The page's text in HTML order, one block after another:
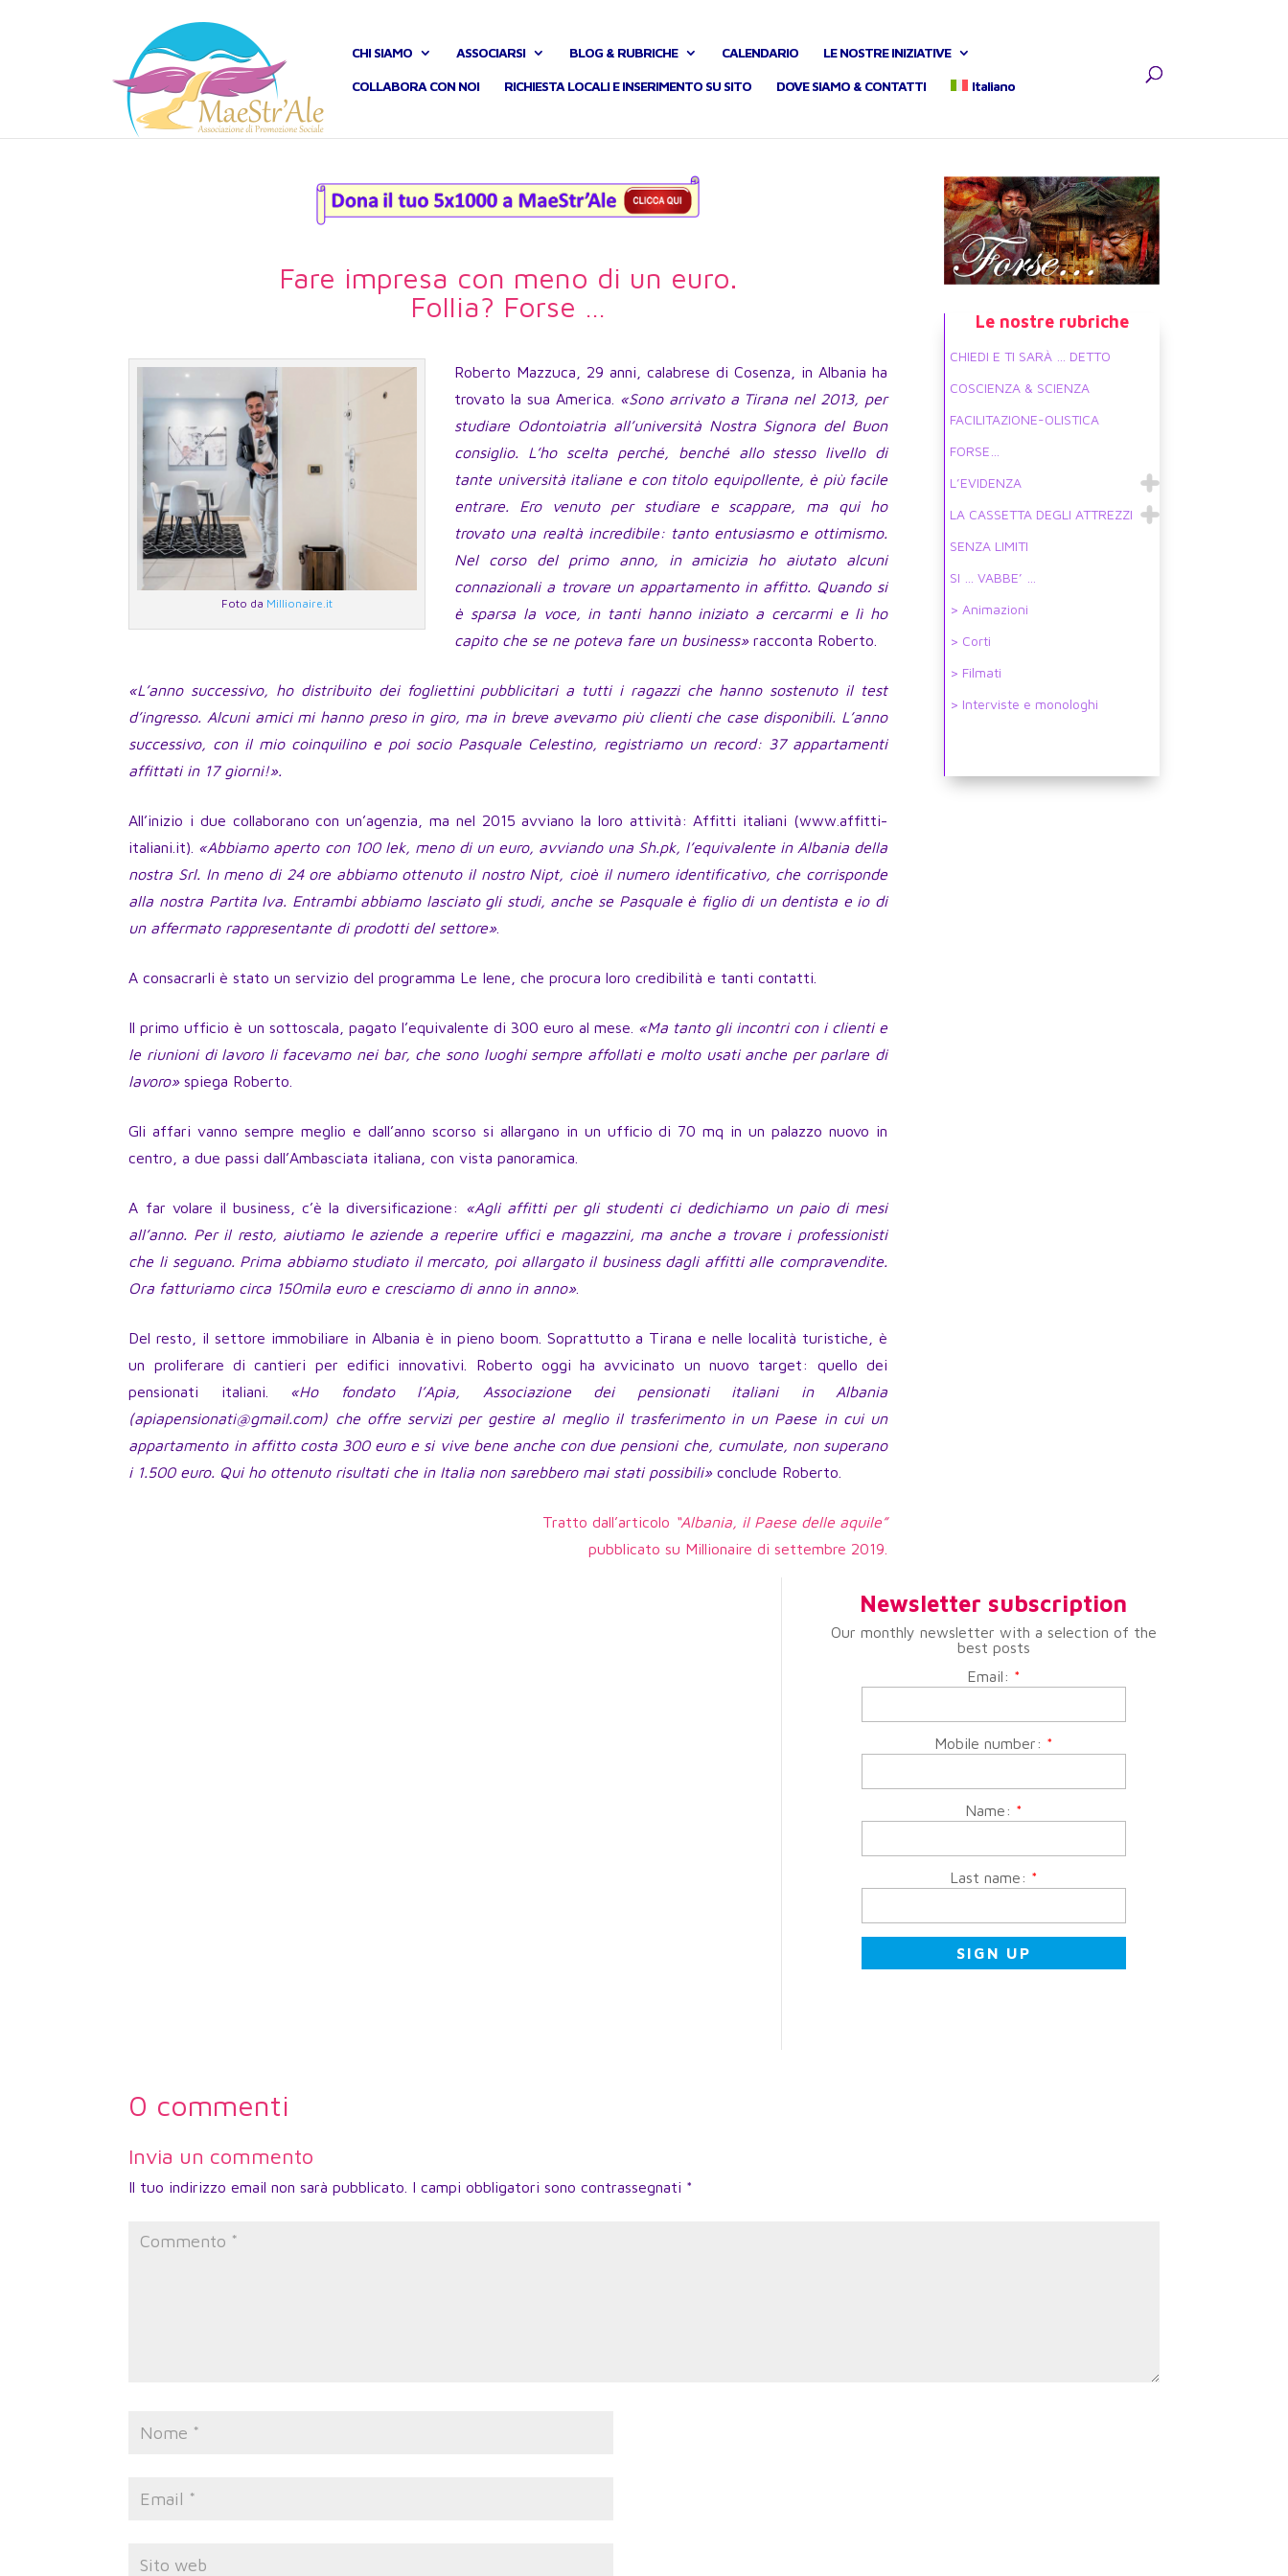
CHI SIAMO ASSOCIARSI BLOG & RUBRICHE CALENDARIO LE NOSTRE INIZIATIVE
COLLABORA CON NOI RICHIESTA LOCALI E INSERIMENTO SU SITO DOVE SIAMO & CONTATTI Italiano
Fare impresa con meno di un euro.
Follia? Forse …
Foto da Millionaire.it
Roberto Mazzuca, 29 anni, calabrese di Cosenza, in Albania ha
trovato la sua America. «Sono arrivato a Tirana nel 2013, per
studiare Odontoiatria all’università Nostra Signora del Buon
consiglio. L’ho scelta perché, benché allo stesso livello di
tante università italiane e con titolo equipollente, è più facile
entrare. Ero venuto per studiare e scappare, ma qui ho
trovato una realtà incredibile: tanto entusiasmo e ottimismo.
Nel corso del primo anno, in amicizia ho aiutato alcuni
connazionali a trovare un appartamento in affitto. Quando si
è sparsa la voce, in tanti hanno iniziato a cercarmi e lì ho
capito che se ne poteva fare un business»racconta Roberto.
«L’anno successivo, ho distribuito dei fogliettini pubblicitari a tutti i ragazzi che hanno sostenuto il test
d’ingresso. Alcuni amici mi hanno preso in giro, ma in breve avevamo più clienti che case disponibili. L’anno
successivo, con il mio coinquilino e poi socio Pasquale Celestino, registriamo un record: 37 appartamenti
affittati in 17 giorni!».
All’inizio i due collaborano con un’agenzia, ma nel 2015 avviano la loro attività: Affitti italiani (www.affitti-
italiani.it). «Abbiamo aperto con 100 lek, meno di un euro, avviando una Sh.pk, l’equivalente in Albania della
nostra Srl. In meno di 24 ore abbiamo ottenuto il nostro Nipt, cioè il numero identificativo, che corrisponde
alla nostra Partita Iva. Entrambi abbiamo lasciato gli studi, anche se Pasquale è figlio di un dentista e io di
un affermato rappresentante di prodotti del settore».
A consacrarli è stato un servizio del programma Le Iene, che procura loro credibilità e tanti contatti.
Il primo ufficio è un sottoscala, pagato l’equivalente di 300 euro al mese. «Ma tanto gli incontri con i clienti e
le riunioni di lavoro li facevamo nei bar, che sono luoghi sempre affollati e molto usati anche per parlare di
lavoro»spiega Roberto.
Gli affari vanno sempre meglio e dall’anno scorso si allargano in un ufficio di 70 mq in un palazzo nuovo in
centro, a due passi dall’Ambasciata italiana, con vista panoramica.
A far volare il business, c’è la diversificazione: «Agli affitti per gli studenti ci dedichiamo un paio di mesi
all’anno. Per il resto, aiutiamo le aziende a reperire uffici e magazzini, ma anche a trovare i professionisti
che li seguano. Prima abbiamo studiato il mercato, poi allargato il business dagli affitti alle compravendite.
Ora fatturiamo circa 150mila euro e cresciamo di anno in anno».
Del resto, il settore immobiliare in Albania è in pieno boom. Soprattutto a Tirana e nelle località turistiche, è
un proliferare di cantieri per edifici innovativi. Roberto oggi ha avvicinato un nuovo target: quello dei
pensionati italiani. «Ho fondato l’Apia, Associazione dei pensionati italiani in Albania
(apiapensionati@gmail.com) che offre servizi per gestire al meglio il trasferimento in un Paese in cui un
appartamento in affitto costa 300 euro e si vive bene anche con due pensioni che, cumulate, non superano
i 1.500 euro. Qui ho ottenuto risultati che in Italia non sarebbero mai stati possibili»conclude Roberto.
Tratto dall’articolo “Albania, il Paese delle aquile”
pubblicato su Millionaire di settembre 2019.
Le nostre rubriche
CHIEDI E TI SARÀ … DETTO
COSCIENZA & SCIENZA
FACILITAZIONE-OLISTICA
FORSE…
L’EVIDENZA
LA CASSETTA DEGLI ATTREZZI
SENZA LIMITI
SI … VABBE’ …
> Animazioni
> Corti
> Filmati
> Interviste e monologhi
Newsletter subscription
Our monthly newsletter with a selection of the
best posts
Email: *
Mobile number: *
Name: *
Last name: *
0 commenti
Invia un commento
Il tuo indirizzo email non sarà pubblicato. I campi obbligatori sono contrassegnati *